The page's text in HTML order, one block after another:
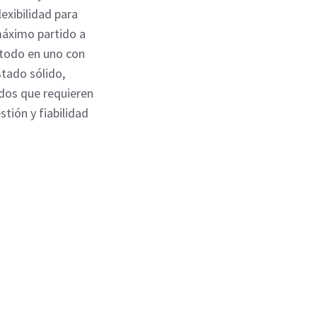
para
partido a
en uno con
sólido,
que requieren
y fiabilidad